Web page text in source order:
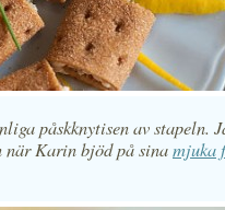
påskknytisen av stapeln.
när Karin bjöd på sinamjuka